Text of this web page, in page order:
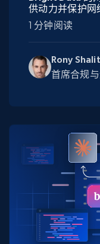
Rony Shalit
首席合规
供动力并保护网
1 分钟阅读